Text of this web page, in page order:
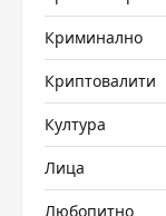
Криминално
Криптовалити
Култура
Лица
Любопитно